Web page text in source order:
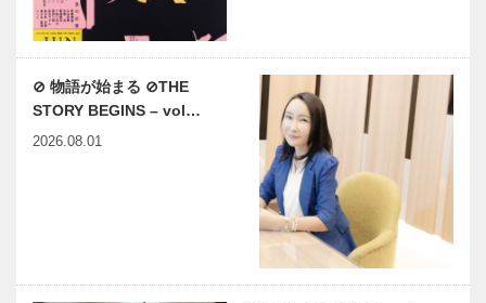
⊘ 物語が始まる ⊘THE
STORY BEGINS – vol…
2026.08.01